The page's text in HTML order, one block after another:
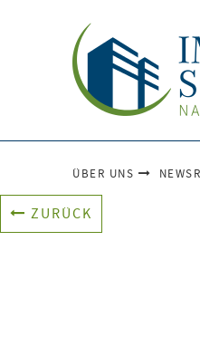
ÜBER UNS
ZURÜCK